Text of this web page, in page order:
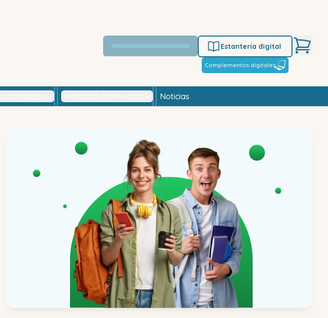
Estantería digital
Complementos digitales
Noticias